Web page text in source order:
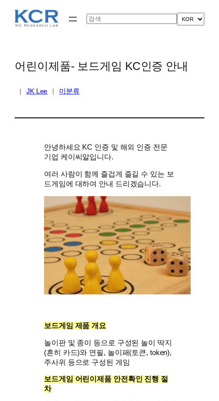
Search
어린이제품- 보드게임 KC인증 안내
| JK Lee | 미분류
안녕하세요 KC 인증 및 해외 인증 전문
기업 케이씨알입니다.
여러 사람이 함께 즐겁게 즐길 수 있는 보
드게임에 대하여 안내 드리겠습니다.
보드게임 제품 개요
놀이판 및 종이 등으로 구성된 놀이 딱지
(흔히 카드)와 연필, 놀이패(토큰, token),
주사위 등으로 구성된 게임
보드게임 어린이제품 안전확인 진행 절
차